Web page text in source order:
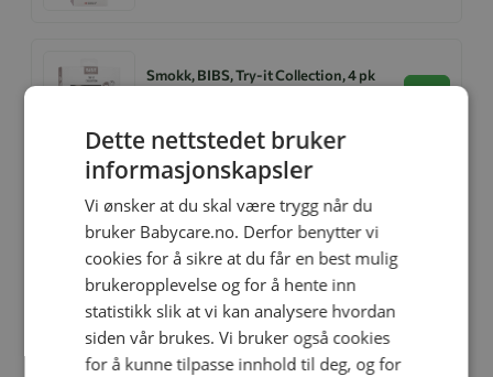
Smokk, BIBS, Try-it Collection, 4 pk
Relaterte produkter
-30%
Dette nettstedet bruker
informasjonskapsler
Vi ønsker at du skal være trygg når du
bruker Babycare.no. Derfor benytter vi
cookies for å sikre at du får en best mulig
brukeropplevelse og for å hente inn
statistikk slik at vi kan analysere hvordan
siden vår brukes. Vi bruker også cookies
for å kunne tilpasse innhold til deg, og for